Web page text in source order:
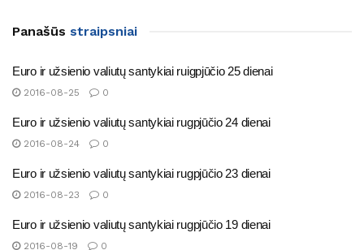
Panašūs straipsniai
Euro ir užsienio valiutų santykiai ruigpjūčio 25 dienai
2016-08-25 0
Euro ir užsienio valiutų santykiai rugpjūčio 24 dienai
2016-08-24 0
Euro ir užsienio valiutų santykiai rugpjūčio 23 dienai
2016-08-23 0
Euro ir užsienio valiutų santykiai rugpjūčio 19 dienai
2016-08-19 0